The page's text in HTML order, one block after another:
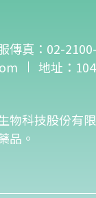
傳真：02-
地址：
物科技股份有
品。